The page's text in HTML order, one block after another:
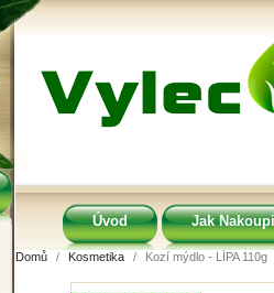
Úvod Jak
Domů Kosmetika Kozí mýdlo - LÍPA 110g